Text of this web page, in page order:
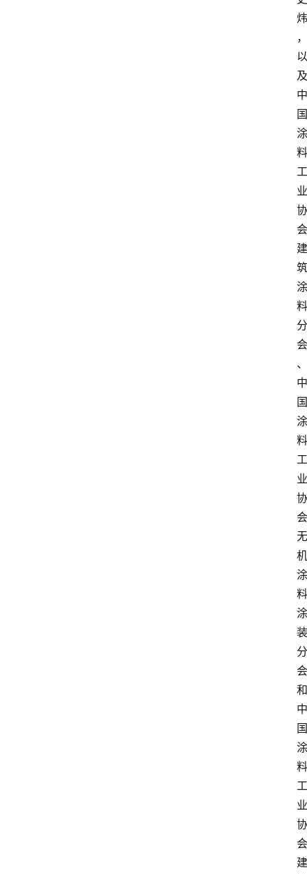
炜
，
以
及
中
国
涂
料
工
业
协
会
建
筑
涂
料
分
会
、
中
国
涂
料
工
业
协
会
无
机
涂
料
涂
装
分
会
和
中
国
涂
料
工
业
协
会
建